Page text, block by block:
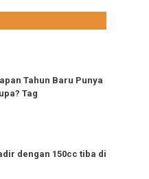
Tahun Baru Punya
Tag
dengan 150cc tiba di